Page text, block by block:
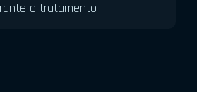
o tratamento